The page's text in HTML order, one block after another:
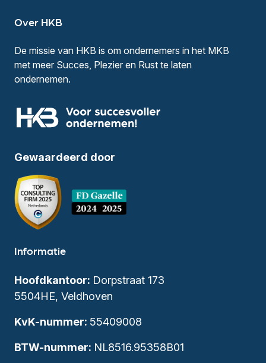
Over HKB
De missie van HKB is om ondernemers in het MKB
met meer Succes, Plezier en Rust te laten
ondernemen.
Gewaardeerd door
Informatie
Hoofdkantoor: Dorpstraat 173
5504HE, Veldhoven
KvK-nummer: 55409008
BTW-nummer: NL8516.95358B01